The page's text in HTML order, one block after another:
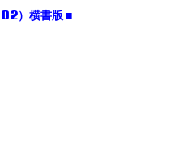
）横書版 ■